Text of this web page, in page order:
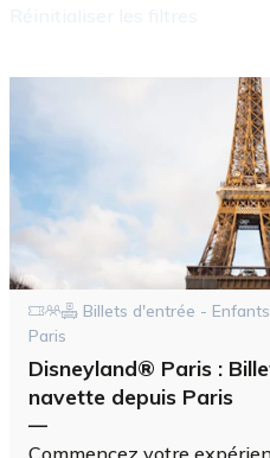
Billets d'entrée -
Paris
Disneyland® Paris :
navette depuis Paris
—
Commencez votre